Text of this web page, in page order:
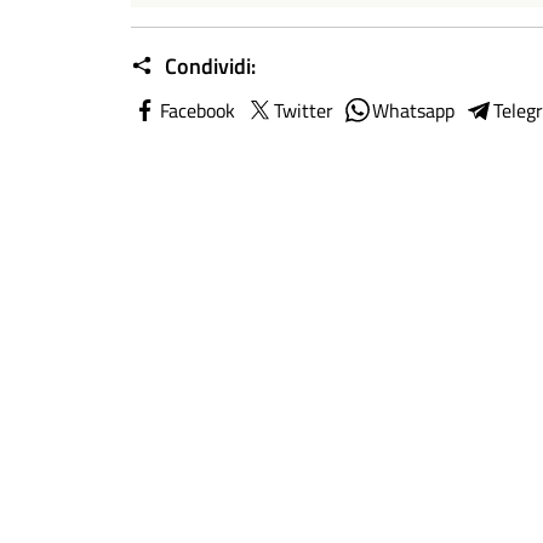
Condividi:
Facebook Twitter Whatsapp